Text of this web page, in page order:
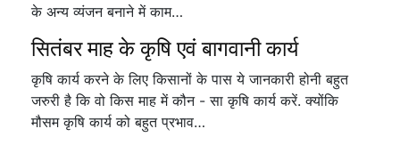
के अन्य व्यंजन बनाने में काम…
सितंबर माह के कृषि एवं बागवानी कार्य
कृषि कार्य करने के लिए किसानों के पास ये जानकारी होनी बहुत
जरुरी है कि वो किस माह में कौन - सा कृषि कार्य करें. क्योंकि
मौसम कृषि कार्य को बहुत प्रभाव…